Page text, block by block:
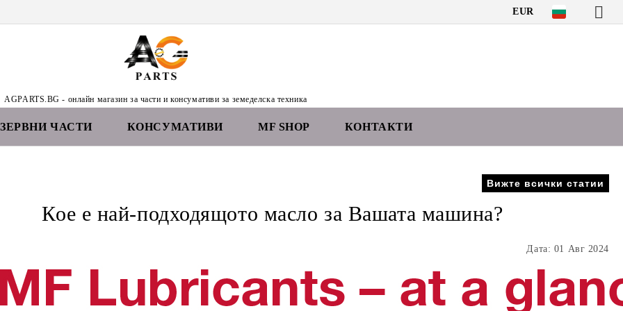
EUR
AGPARTS.BG - онлайн магазин за части и консумативи за земеделска техника
ЧАСТИ КОНСУМАТИВИ MF SHOP КОНТАКТИ
Вижте всички статии
Кое е най-подходящото масло за Вашата машина?
Дата: 01 Авг 2024